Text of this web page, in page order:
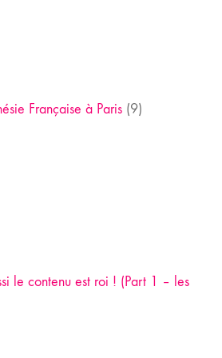
Française à Paris (9)
le contenu est roi ! (Part 1 – les